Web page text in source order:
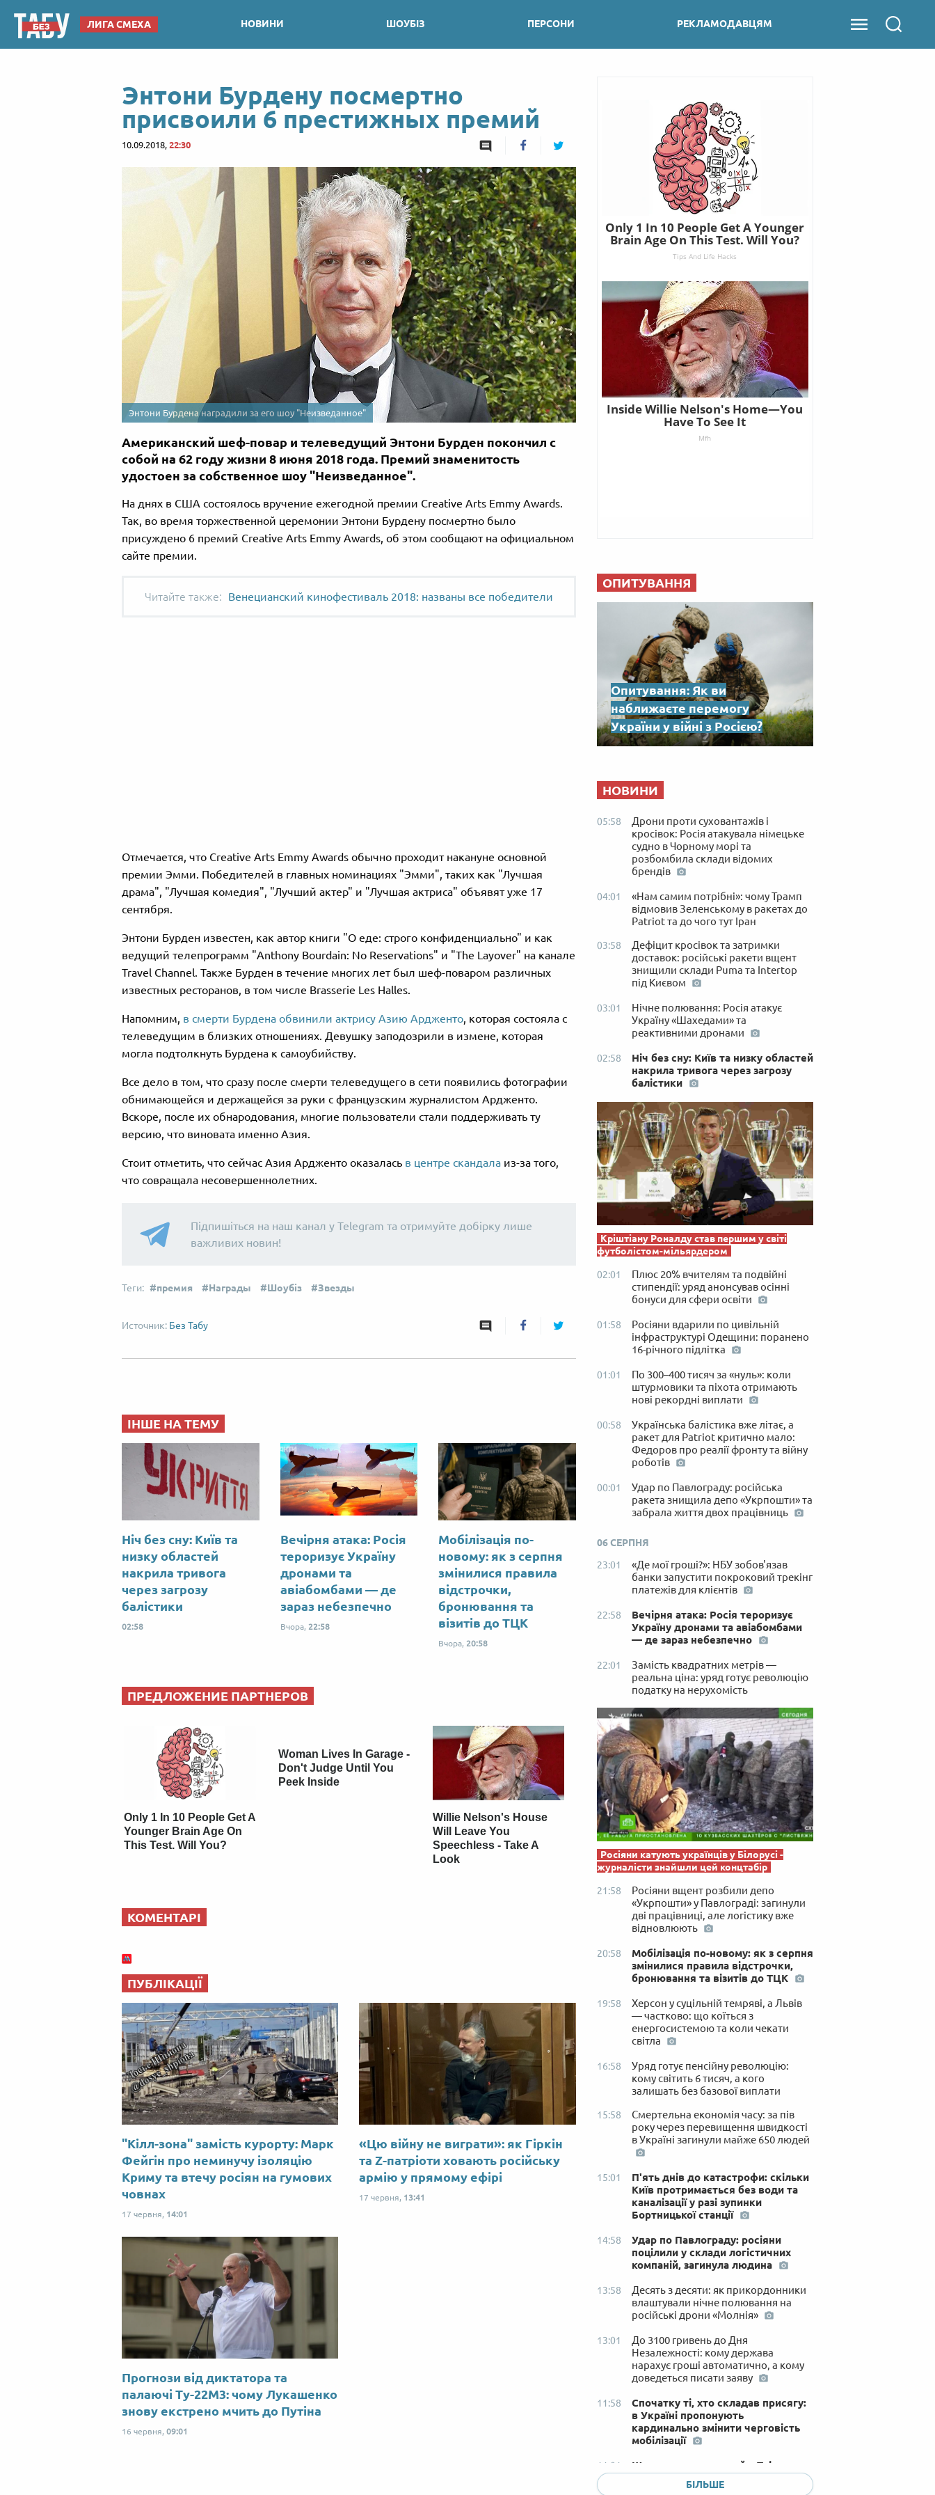
ЛИГА СМЕХА НОВИНИ ШОУБІЗ ПЕРСОНИ РЕКЛАМОДАВЦЯМ
Энтони Бурдену посмертно
присвоили 6 престижных премий
10.09.2018, 22:30
Энтони Бурдена наградили за его шоу "Неизведанное"
Американский шеф-повар и телеведущий Энтони Бурден покончил с
собой на 62 году жизни 8 июня 2018 года. Премий знаменитость
удостоен за собственное шоу "Неизведанное".
На днях в США состоялось вручение ежегодной премии Creative Arts Emmy Awards.
Так, во время торжественной церемонии Энтони Бурдену посмертно было
присуждено 6 премий Creative Arts Emmy Awards, об этом сообщают на официальном
сайте премии.
Венецианский кинофестиваль 2018: названы все победители
Отмечается, что Creative Arts Emmy Awards обычно проходит накануне основной
премии Эмми. Победителей в главных номинациях "Эмми", таких как "Лучшая
драма", "Лучшая комедия", "Лучший актер" и "Лучшая актриса" объявят уже 17
сентября.
Энтони Бурден известен, как автор книги "О еде: строго конфиденциально" и как
ведущий телепрограмм "Anthony Bourdain: No Reservations" и "The Layover" на канале
Travel Channel. Также Бурден в течение многих лет был шеф-поваром различных
известных ресторанов, в том числе Brasserie Les Halles.
Напомним, в смерти Бурдена обвинили актрису Азию Ардженто, которая состояла с
телеведущим в близких отношениях. Девушку заподозрили в измене, которая
могла подтолкнуть Бурдена к самоубийству.
Все дело в том, что сразу после смерти телеведущего в сети появились фотографии
обнимающейся и держащейся за руки с французским журналистом Ардженто.
Вскоре, после их обнародования, многие пользователи стали поддерживать ту
версию, что виновата именно Азия.
Стоит отметить, что сейчас Азия Ардженто оказалась в центре скандала из-за того,
что совращала несовершеннолетних.
Підпишіться на наш канал у Telegram та отримуйте добірку лише
важливих новин!
премия Награды Шоубіз Звезды
Без Табу
ІНШЕ НА ТЕМУ
Ніч без сну: Київ та
низку областей
накрила тривога
через загрозу
балістики
02:58
Вечірня атака: Росія
тероризує Україну
дронами та
авіабомбами — де
зараз небезпечно
Вчора, 22:58
Мобілізація по-
новому: як з серпня
змінилися правила
відстрочки,
бронювання та
візитів до ТЦК
Вчора, 20:58
ПРЕДЛОЖЕНИЕ ПАРТНЕРОВ
Only 1 In 10 People Get A
Younger Brain Age On
This Test. Will You?
Woman Lives In Garage -
Don't Judge Until You
Peek Inside
Willie Nelson's House
Will Leave You
Speechless - Take A
Look
КОМЕНТАРІ
ПУБЛІКАЦІЇ
"Кілл-зона" замість курорту: Марк
Фейгін про неминучу ізоляцію
Криму та втечу росіян на гумових
човнах
17 червня, 14:01
«Цю війну не виграти»: як Гіркін
та Z-патріоти ховають російську
армію у прямому ефірі
17 червня, 13:41
Прогнози від диктатора та
палаючі Ту-22М3: чому Лукашенко
знову екстрено мчить до Путіна
16 червня, 09:01
ОПИТУВАННЯ
Опитування: Як ви
наближаєте перемогу
України у війні з Росією?
НОВИНИ
05:58
Дрони проти суховантажів і
кросівок: Росія атакувала німецьке
судно в Чорному морі та
розбомбила склади відомих
брендів
04:01
«Нам самим потрібні»: чому Трамп
відмовив Зеленському в ракетах до
Patriot та до чого тут Іран
03:58
Дефіцит кросівок та затримки
доставок: російські ракети вщент
знищили склади Puma та Intertop
під Києвом
03:01
Нічне полювання: Росія атакує
Україну «Шахедами» та
реактивними дронами
02:58
Ніч без сну: Київ та низку областей
накрила тривога через загрозу
балістики
Кріштіану Роналду став першим у світі
футболістом-мільярдером
02:01
Плюс 20% вчителям та подвійні
стипендії: уряд анонсував осінні
бонуси для сфери освіти
01:58
Росіяни вдарили по цивільній
інфраструктурі Одещини: поранено
16-річного підлітка
01:01
По 300–400 тисяч за «нуль»: коли
штурмовики та піхота отримають
нові рекордні виплати
00:58
Українська балістика вже літає, а
ракет для Patriot критично мало:
Федоров про реалії фронту та війну
роботів
00:01
Удар по Павлограду: російська
ракета знищила депо «Укрпошти» та
забрала життя двох працівниць
06 СЕРПНЯ
23:01
«Де мої гроші?»: НБУ зобов'язав
банки запустити покроковий трекінг
платежів для клієнтів
22:58
Вечірня атака: Росія тероризує
Україну дронами та авіабомбами
— де зараз небезпечно
22:01
Замість квадратних метрів —
реальна ціна: уряд готує революцію
податку на нерухомість
Росіяни катують українців у Білорусі -
журналісти знайшли цей концтабір
21:58
Росіяни вщент розбили депо
«Укрпошти» у Павлограді: загинули
дві працівниці, але логістику вже
відновлюють
20:58
Мобілізація по-новому: як з серпня
змінилися правила відстрочки,
бронювання та візитів до ТЦК
19:58
Херсон у суцільній темряві, а Львів
— частково: що коїться з
енергосистемою та коли чекати
світла
16:58
Уряд готує пенсійну революцію:
кому світить 6 тисяч, а кого
залишать без базової виплати
15:58
Смертельна економія часу: за пів
року через перевищення швидкості
в Україні загинули майже 650 людей
15:01
П'ять днів до катастрофи: скільки
Київ протримається без води та
каналізації у разі зупинки
Бортницької станції
14:58
Удар по Павлограду: росіяни
поцілили у склади логістичних
компаній, загинула людина
13:58
Десять з десяти: як прикордонники
влаштували нічне полювання на
російські дрони «Молнія»
13:01
До 3100 гривень до Дня
Незалежності: кому держава
нарахує гроші автоматично, а кому
доведеться писати заяву
11:58
Спочатку ті, хто складав присягу:
в Україні пропонують
кардинально змінити черговість
мобілізації
11:01
Шукав легких грошей у Telegram:
у Києві спіймали агента ФСБ, який
коригував удари по столиці
БІЛЬШЕ